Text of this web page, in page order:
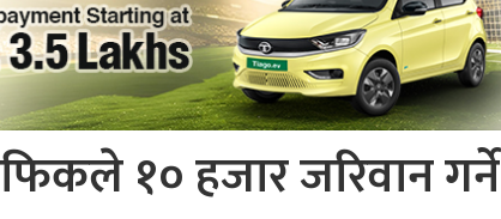
१० हजार जरिवान गर्ने